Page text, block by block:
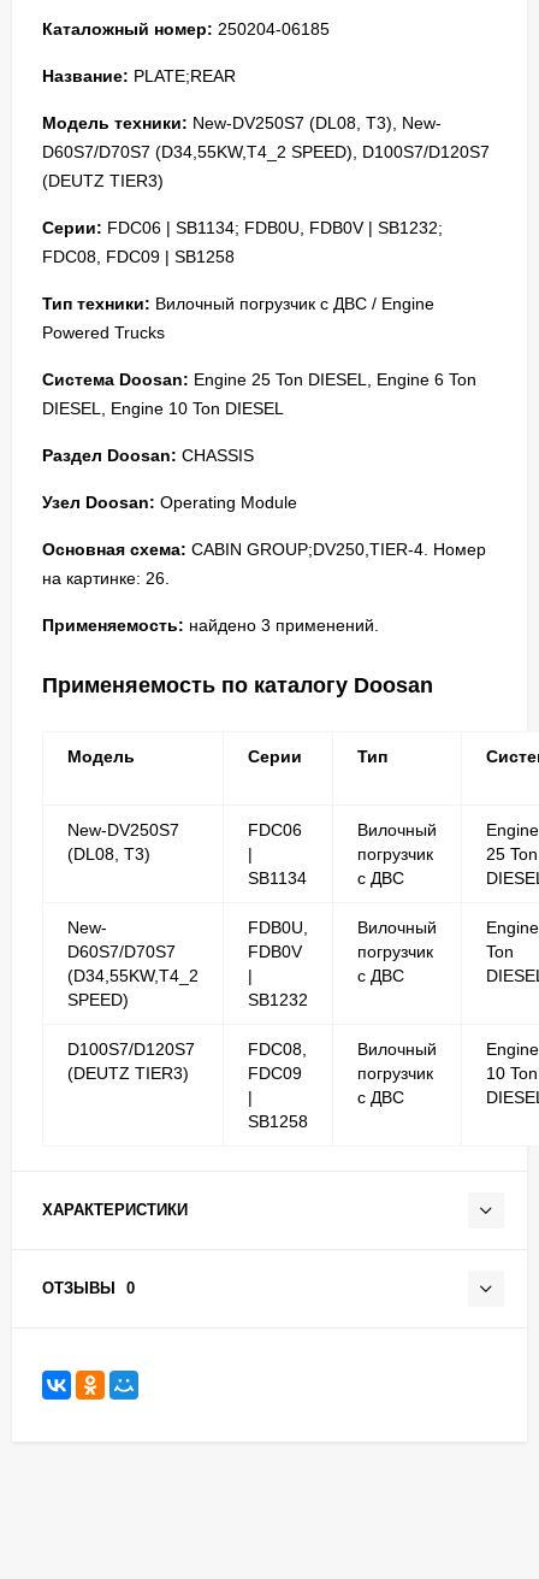
Каталожный номер: 250204-06185
Название: PLATE;REAR
Модель техники: New-DV250S7 (DL08, T3), New-
D60S7/D70S7 (D34,55KW,T4_2 SPEED), D100S7/D120S7
(DEUTZ TIER3)
Серии: FDC06 | SB1134; FDB0U, FDB0V | SB1232;
FDC08, FDC09 | SB1258
Тип техники: Вилочный погрузчик с ДВС / Engine
Powered Trucks
Система Doosan: Engine 25 Ton DIESEL, Engine 6 Ton
DIESEL, Engine 10 Ton DIESEL
Раздел Doosan: CHASSIS
Узел Doosan: Operating Module
Основная схема: CABIN GROUP;DV250,TIER-4. Номер
на картинке: 26.
Применяемость: найдено 3 применений.
Применяемость по каталогу Doosan
Модель Серии Тип
New-DV250S7
(DL08, T3)
FDC06
|
SB1134
Вилочный
погрузчик
с ДВС
Engine
25 Ton
New-
D60S7/D70S7
(D34,55KW,T4_2
SPEED)
FDB0U,
FDB0V
|
SB1232
Вилочный
погрузчик
с ДВС
Ton
D100S7/D120S7
(DEUTZ TIER3)
FDC08,
FDC09
|
SB1258
Вилочный
погрузчик
с ДВС
Engine
10 Ton
ХАРАКТЕРИСТИКИ
ОТЗЫВЫ 0